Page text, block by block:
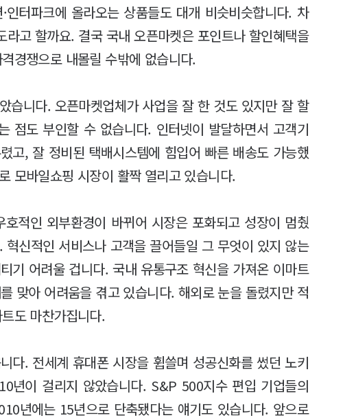
인터파크에 올라오는 상품들도 대개 비슷비슷합니다. 차
라고 할까요. 결국 국내 오픈마켓은 포인트나 할인혜택을
경쟁으로 내몰릴 수밖에 없습니다.
습니다. 오픈마켓업체가 사업을 잘 한 것도 있지만 잘 할
점도 부인할 수 없습니다. 인터넷이 발달하면서 고객기
고, 잘 정비된 택배시스템에 힘입어 빠른 배송도 가능했
모바일쇼핑 시장이 활짝 열리고 있습니다.
적인 외부환경이 바뀌어 시장은 포화되고 성장이 멈췄
신적인 서비스나 고객을 끌어들일 그 무엇이 있지 않는
기 어려울 겁니다. 국내 유통구조 혁신을 가져온 이마트
맞아 어려움을 겪고 있습니다. 해외로 눈을 돌렸지만 적
도 마찬가집니다.
다. 전세계 휴대폰 시장을 휩쓸며 성공신화를 썼던 노키
년이 걸리지 않았습니다. S&P 500지수 편입 기업들의
년에는 15년으로 단축됐다는 얘기도 있습니다. 앞으로